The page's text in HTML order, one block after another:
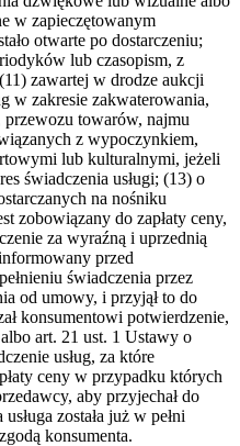
w zapieczętowanym
otwarte po dostarczeniu;
lub czasopism, z
zawartej w drodze aukcji
w zakresie zakwaterowania,
towarów, najmu
z wypoczynkiem,
lub kulturalnymi, jeżeli
świadczenia usługi; (13) o
na nośniku
zobowiązany do zapłaty ceny,
za wyraźną i uprzednią
przed
świadczenia przez
od umowy, i przyjął to do
konsumentowi potwierdzenie,
art. 21 ust. 1 Ustawy o
usług, za które
ceny w przypadku których
aby przyjechał do
została już w pełni
konsumenta.